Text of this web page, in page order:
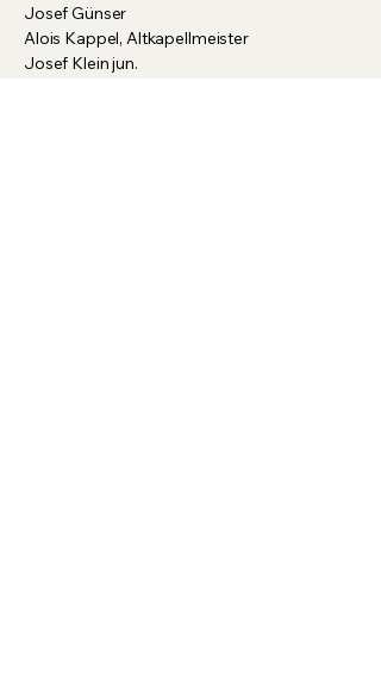
Josef Günser
Alois Kappel, Altkapellmeister
Josef Klein jun.